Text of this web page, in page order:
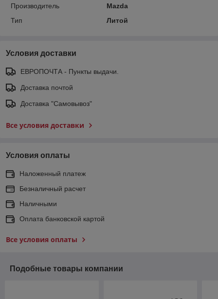
Производитель
Mazda
Тип
Литой
Условия доставки
ЕВРОПОЧТА - Пункты выдачи.
Доставка почтой
Доставка "Самовывоз"
Все условия доставки
Условия оплаты
Наложенный платеж
Безналичный расчет
Наличными
Оплата банковской картой
Все условия оплаты
Подобные товары компании